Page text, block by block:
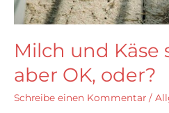
Milch und Käse
aber OK, oder?
Schreibe einen Kommentar /